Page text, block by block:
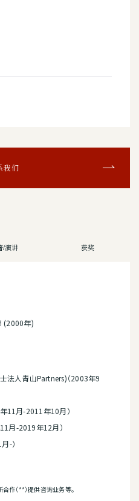
我们
/演讲 获奖
(2000年)
法人青山Partners)（2003年9
11月-2011年10月）
月-2019年12月）
-）
作（**）提供咨询业务等。